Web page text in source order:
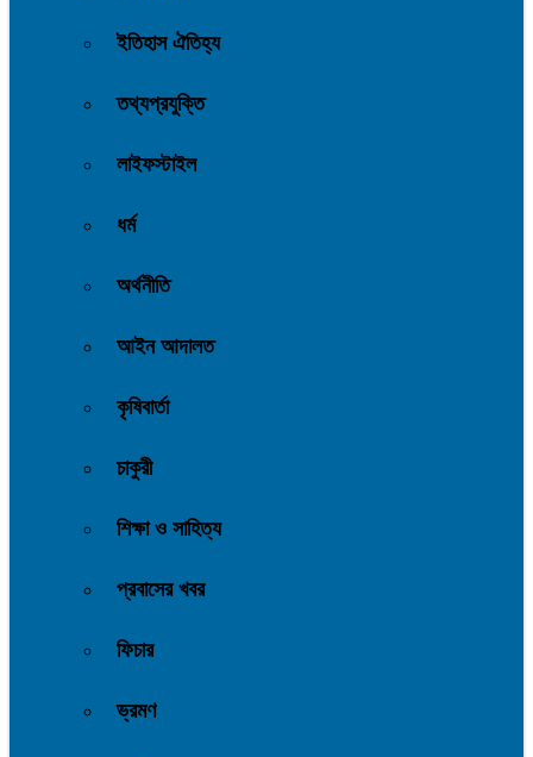
ইতিহাস ঐতিহ্য
তথ্যপ্রযুক্তি
লাইফস্টাইল
ধর্ম
অর্থনীতি
আইন আদালত
কৃষিবার্তা
চাকুরী
শিক্ষা ও সাহিত্য
প্রবাসের খবর
ফিচার
ভ্রমণ